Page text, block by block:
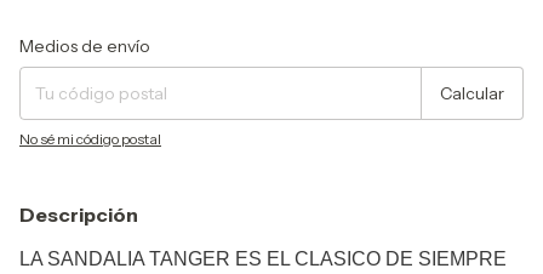
Entregas para el CP:
Medios de envío
Calcular
No sé mi código postal
Descripción
LA SANDALIA TANGER ES EL CLASICO DE SIEMPRE